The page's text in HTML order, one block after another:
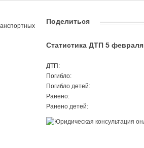
Поделиться
Статистика ДТП 5 февраля
ДТП:
Погибло:
Погибло детей:
Ранено:
Ранено детей: